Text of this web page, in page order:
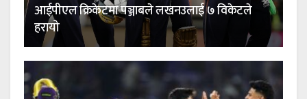
आईपीएल क्रिकेटमा पञ्जाबले लखनउलाई ७ विकेटले
हरायो